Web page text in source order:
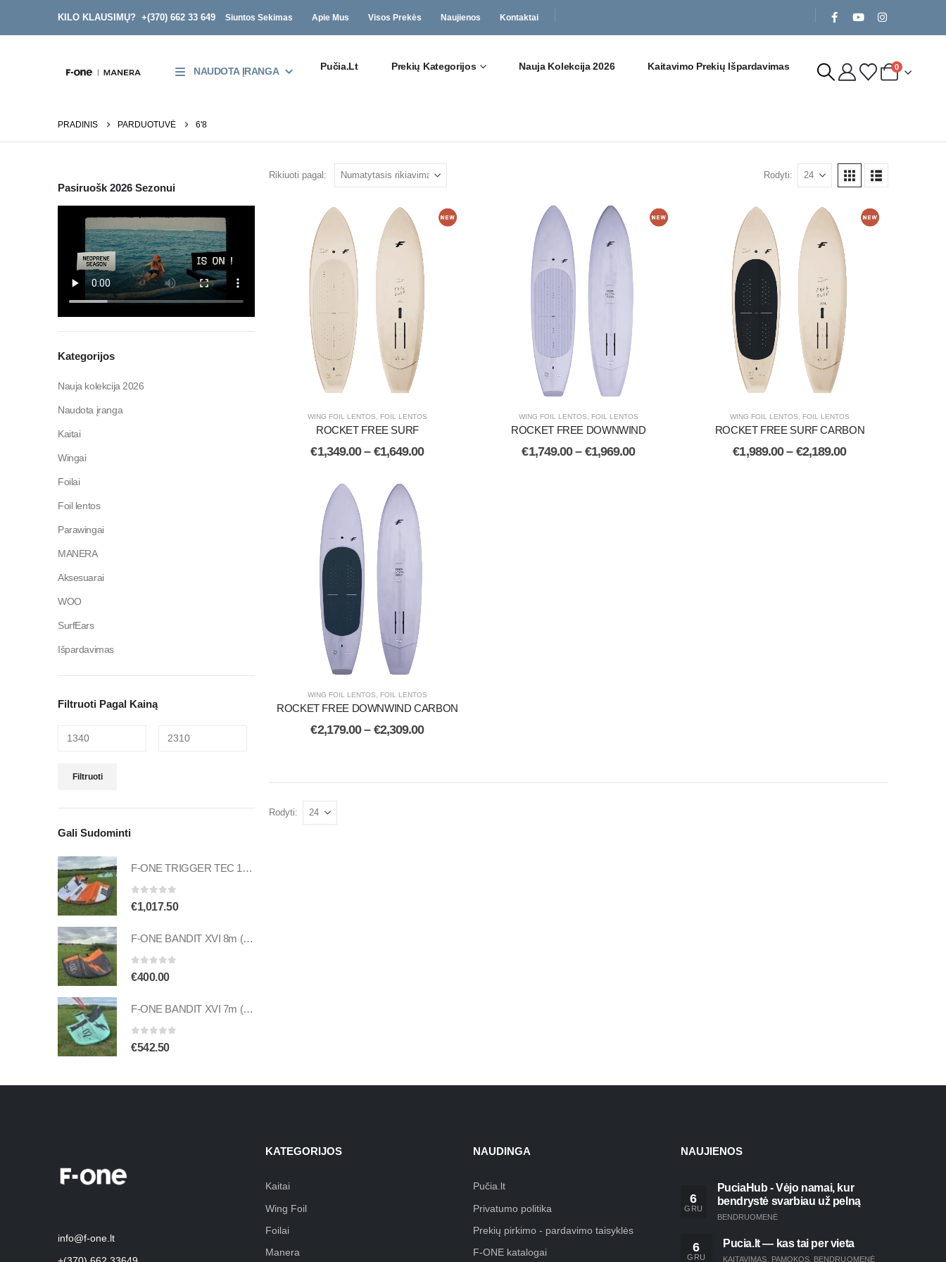
KILO KLAUSIMŲ? +(370) 662 33 649 Siuntos Sekimas Apie Mus Visos Prekės Naujienos Kontaktai
NAUDOTA ĮRANGA Pučia.lt Prekių Kategorijos Nauja Kolekcija 2026 Kaitavimo Prekių Išpardavimas 0
PRADINIS PARDUOTUVĖ 6'8
Rikiuoti pagal: Rodyti:
WING FOIL LENTOS, FOIL LENTOS
ROCKET FREE SURF
€1,349.00 – €1,649.00
WING FOIL LENTOS, FOIL LENTOS
ROCKET FREE DOWNWIND
€1,749.00 – €1,969.00
WING FOIL LENTOS, FOIL LENTOS
ROCKET FREE SURF CARBON
€1,989.00 – €2,189.00
WING FOIL LENTOS, FOIL LENTOS
ROCKET FREE DOWNWIND CARBON
€2,179.00 – €2,309.00
Rodyti:
Pasiruošk 2026 Sezonui
Kategorijos
Nauja kolekcija 2026
Naudota įranga
Kaitai
Wingai
Foilai
Foil lentos
Parawingai
MANERA
Aksesuarai
WOO
SurfEars
Išpardavimas
Filtruoti Pagal Kainą
Filtruoti
Gali Sudominti
F-ONE TRIGGER TEC 10m (naudotas)
0 out of 5
€1,017.50
F-ONE BANDIT XVI 8m (naudotas)
0 out of 5
€400.00
F-ONE BANDIT XVI 7m (naudotas)
0out of 5
€542.50
info@f-one.lt
KATEGORIJOS
Kaitai
Wing Foil
Foilai
Manera
NAUDINGA
Pučia.lt
Privatumo politika
Prekių pirkimo - pardavimo taisyklės
F-ONE katalogai
NAUJIENOS
6
GRU
PuciaHub - Vėjo namai, kur
bendrystė svarbiau už pelną
BENDRUOMENĖ
6
GRU
Pucia.lt — kas tai per vieta
KAITAVIMAS PAMOKOS BENDRUOMENĖ